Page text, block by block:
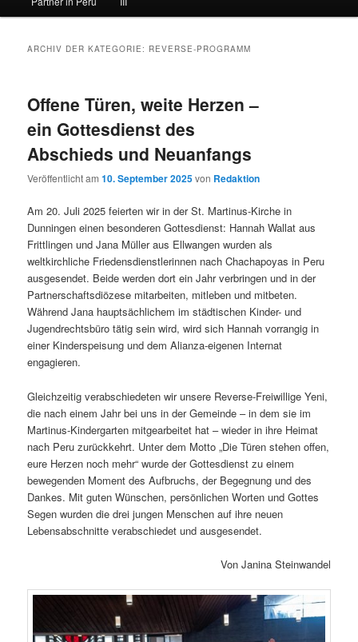
ARCHIV DER KATEGORIE: REVERSE-PROGRAMM
Offene Türen, weite Herzen –
ein Gottesdienst des
Abschieds und Neuanfangs
Veröffentlicht am10. September 2025von Redaktion
Am 20. Juli 2025 feierten wir in der St. Martinus-Kirche in
Dunningen einen besonderen Gottesdienst: Hannah Wallat aus
Frittlingen und Jana Müller aus Ellwangen wurden als
weltkirchliche Friedensdienstlerinnen nach Chachapoyas in Peru
ausgesendet. Beide werden dort ein Jahr verbringen und in der
Partnerschaftsdiözese mitarbeiten, mitleben und mitbeten.
Während Jana hauptsächlichem im städtischen Kinder- und
Jugendrechtsbüro tätig sein wird, wird sich Hannah vorrangig in
einer Kinderspeisung und dem Alianza-eigenen Internat
engagieren.
Gleichzeitig verabschiedeten wir unsere Reverse-Freiwillige Yeni,
die nach einem Jahr bei uns in der Gemeinde – in dem sie im
Martinus-Kindergarten mitgearbeitet hat – wieder in ihre Heimat
nach Peru zurückkehrt. Unter dem Motto „Die Türen stehen offen,
eure Herzen noch mehr“ wurde der Gottesdienst zu einem
bewegenden Moment des Aufbruchs, der Begegnung und des
Dankes. Mit guten Wünschen, persönlichen Worten und Gottes
Segen wurden die drei jungen Menschen auf ihre neuen
Lebensabschnitte verabschiedet und ausgesendet.
Von Janina Steinwandel